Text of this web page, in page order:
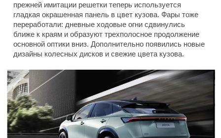
прежней имитации решетки теперь используется
гладкая окрашенная панель в цвет кузова. Фары тоже
переработали: дневные ходовые огни сдвинулись
ближе к краям и образуют трехполосное продолжение
основной оптики вниз. Дополнительно появились новые
дизайны колесных дисков и свежие цвета кузова.